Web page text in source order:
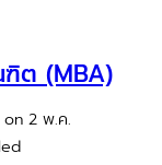
ต (MBA)
on 2 พ.ค.